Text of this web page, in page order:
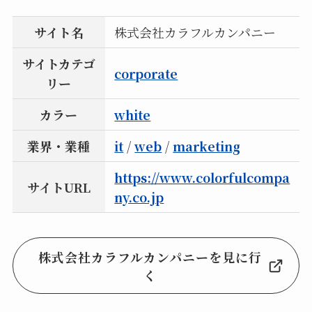
サイト名
株式会社カラフルカンパニー
サイトカテゴ
リー
corporate
カラー
white
業界・業種
it/web /marketing
サイトURL
https://www.colorfulcompa
ny.co.jp
株式会社カラフルカンパニーを見に行
く